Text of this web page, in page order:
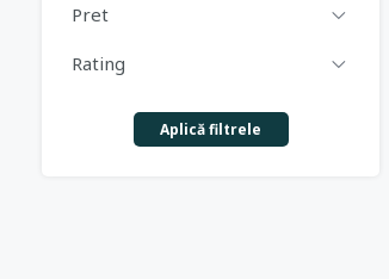
Pret
Rating
Aplică filtrele